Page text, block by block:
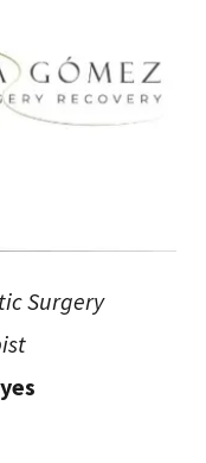
Surgery